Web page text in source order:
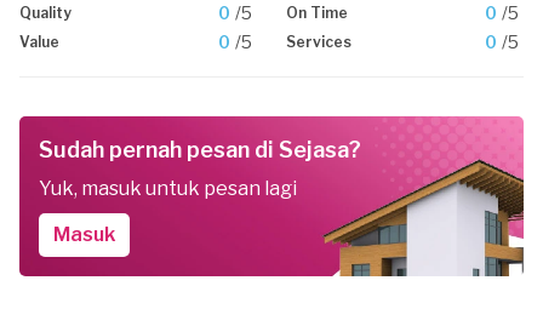
Quality 0 /5 On Time 0 /5
Value 0 /5 Services 0 /5
Sudah pernah pesan di Sejasa?
Yuk, masuk untuk pesan lagi
Masuk